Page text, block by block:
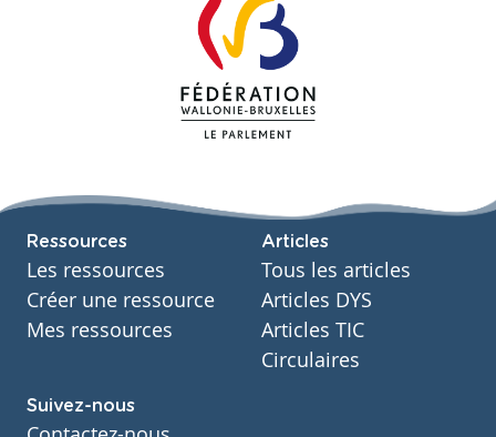
Ressources
Les ressources
Créer une ressource
Mes ressources
Articles
Tous les articles
Articles DYS
Articles TIC
Circulaires
Suivez-nous